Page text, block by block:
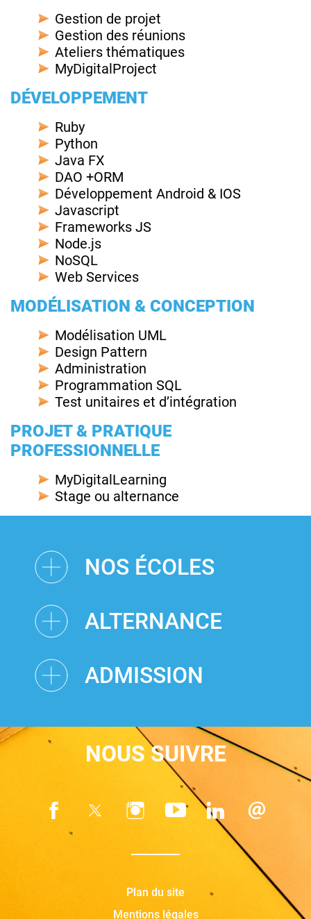
Gestion de projet
Gestion des réunions
Ateliers thématiques
MyDigitalProject
DÉVELOPPEMENT
Ruby
Python
Java FX
DAO +ORM
Développement Android & IOS
Javascript
Frameworks JS
Node.js
NoSQL
Web Services
MODÉLISATION & CONCEPTION
Modélisation UML
Design Pattern
Administration
Programmation SQL
Test unitaires et d’intégration
PROJET & PRATIQUE
PROFESSIONNELLE
MyDigitalLearning
Stage ou alternance
NOS ÉCOLES
ALTERNANCE
ADMISSION
NOUS SUIVRE
Plan du site
Mentions légales